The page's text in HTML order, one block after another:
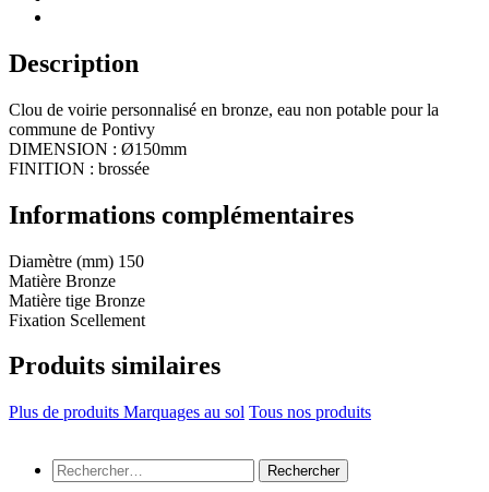
bronze,
non
potable
Description
Clou de voirie personnalisé en bronze, eau non potable pour la
commune de Pontivy
DIMENSION : Ø150mm
FINITION : brossée
Informations complémentaires
Diamètre (mm) 150
Matière Bronze
Matière tige Bronze
Fixation Scellement
Produits similaires
Plus de produits Marquages au sol Tous nos produits
Rechercher :